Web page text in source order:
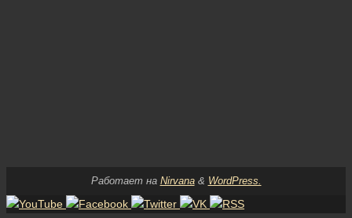
Работает на Nirvana& WordPress.